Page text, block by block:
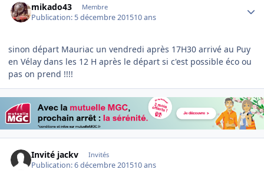
mikado43 Membre
Publication: 5 décembre 201510 ans
sinon départ Mauriac un vendredi après 17H30 arrivé au Puy
en Vélay dans les 12 H après le départ si c'est possible éco ou
pas on prend !!!!
Invité jackv Invités
Publication:6 décembre 201510 ans